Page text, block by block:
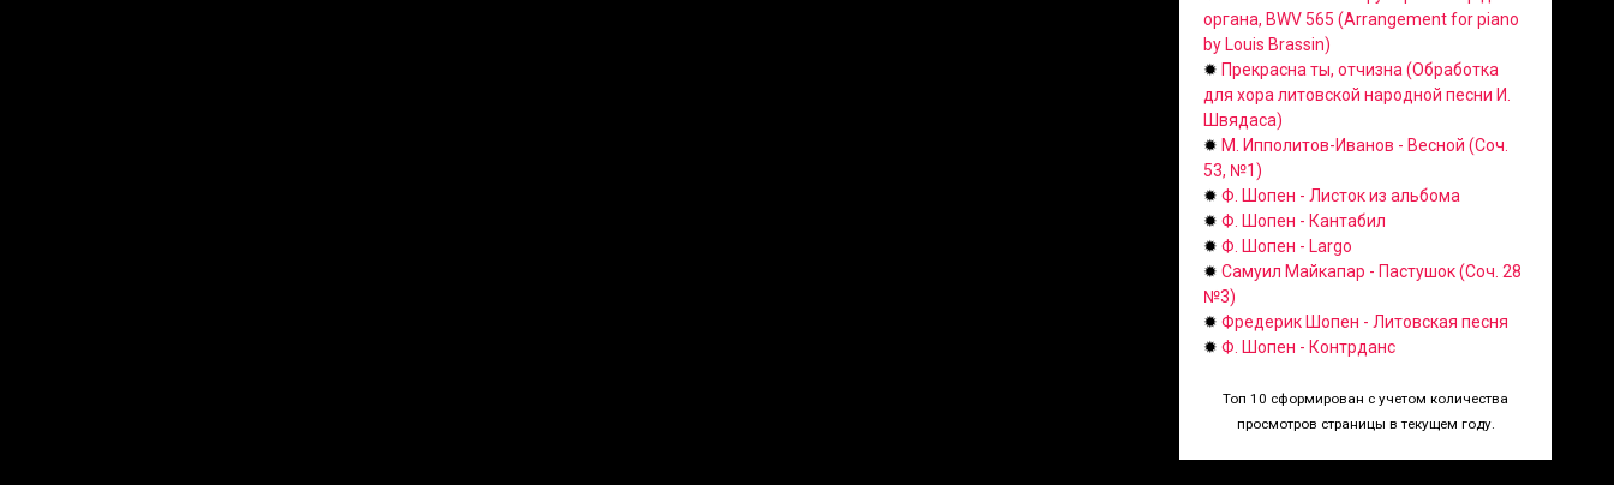
органа, BWV 565 (Arrangement for piano
by Louis Brassin)
✹ Прекрасна ты, отчизна (Обработка
для хора литовской народной песни И.
Швядаса)
✹ М. Ипполитов-Иванов - Весной (Соч.
53, №1)
✹ Ф. Шопен - Листок из альбома
✹ Ф. Шопен - Кантабил
✹ Ф. Шопен - Largo
✹ Самуил Майкапар - Пастушок (Соч. 28
№3)
✹ Фредерик Шопен - Литовская песня
✹ Ф. Шопен - Контрданс
Топ 10 сформирован с учетом количества
просмотров страницы в текущем году.